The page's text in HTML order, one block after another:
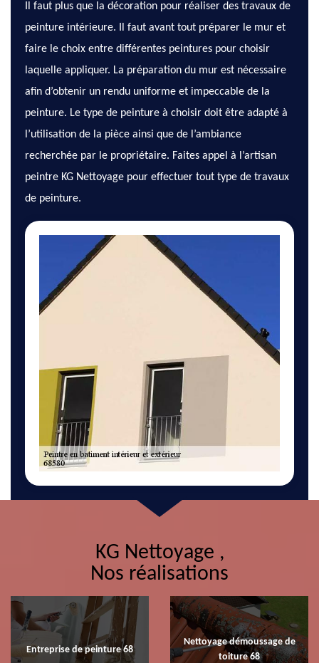
Il faut plus que la décoration pour réaliser des travaux de
peinture intérieure. Il faut avant tout préparer le mur et
faire le choix entre différentes peintures pour choisir
laquelle appliquer. La préparation du mur est nécessaire
afin d’obtenir un rendu uniforme et impeccable de la
peinture. Le type de peinture à choisir doit être adapté à
l’utilisation de la pièce ainsi que de l’ambiance
recherchée par le propriétaire. Faites appel à l’artisan
peintre KG Nettoyage pour effectuer tout type de travaux
de peinture.
KG Nettoyage ,
Nos réalisations
Entreprise de peinture 68
Nettoyage démoussage de
toiture 68